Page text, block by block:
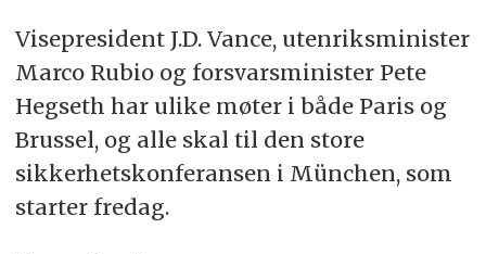
Visepresident J.D. Vance, utenriksminister
Marco Rubio og forsvarsminister Pete
Hegseth har ulike møter i både Paris og
Brussel, og alle skal til den store
sikkerhetskonferansen i München, som
starter fredag.